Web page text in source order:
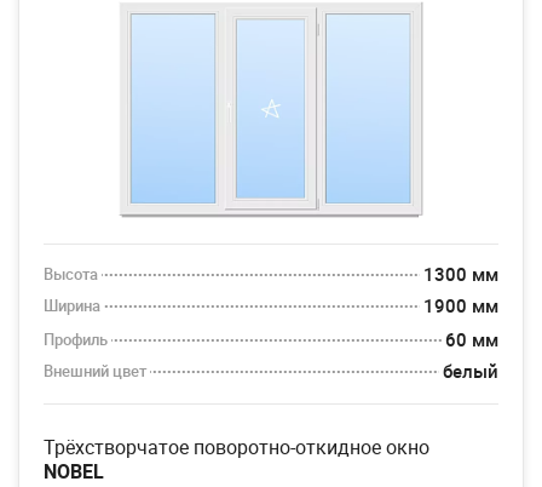
Высота 1300 мм
Ширина 1900 мм
Профиль 60 мм
Внешний цвет белый
трёхстворчатое поворотно-откидное окно
NOBEL